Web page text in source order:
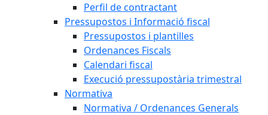
Perfil de contractant
Pressupostos i Informació fiscal
Pressupostos i plantilles
Ordenances Fiscals
Calendari fiscal
Execució pressupostària trimestral
Normativa
Normativa / Ordenances Generals